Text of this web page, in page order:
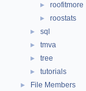
► roofitmore
► roostats
► sql
► tmva
► tree
► tutorials
► File Members